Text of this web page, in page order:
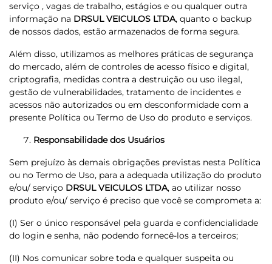
serviço , vagas de trabalho, estágios e ou qualquer outra
informação na DRSUL VEICULOS LTDA, quanto o backup
de nossos dados, estão armazenados de forma segura.
Além disso, utilizamos as melhores práticas de segurança
do mercado, além de controles de acesso físico e digital,
criptografia, medidas contra a destruição ou uso ilegal,
gestão de vulnerabilidades, tratamento de incidentes e
acessos não autorizados ou em desconformidade com a
presente Política ou Termo de Uso do produto e serviços.
Responsabilidade dos Usuários
Sem prejuízo às demais obrigações previstas nesta Política
ou no Termo de Uso, para a adequada utilização do produto
e/ou/ serviço DRSUL VEICULOS LTDA, ao utilizar nosso
produto e/ou/ serviço é preciso que você se comprometa a:
(I) Ser o único responsável pela guarda e confidencialidade
do login e senha, não podendo fornecê-los a terceiros;
(II) Nos comunicar sobre toda e qualquer suspeita ou